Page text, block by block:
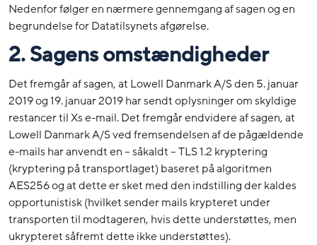
Nedenfor følger en nærmere gennemgang af sagen og en
begrundelse for Datatilsynets afgørelse.
2. Sagens omstændigheder
Det fremgår af sagen, at Lowell Danmark A/S den 5. januar
2019 og 19. januar 2019 har sendt oplysninger om skyldige
restancer til Xs e-mail. Det fremgår endvidere af sagen, at
Lowell Danmark A/S ved fremsendelsen af de pågældende
e-mails har anvendt en – såkaldt – TLS 1.2 kryptering
(kryptering på transportlaget) baseret på algoritmen
AES256 og at dette er sket med den indstilling der kaldes
opportunistisk (hvilket sender mails krypteret under
transporten til modtageren, hvis dette understøttes, men
ukrypteret såfremt dette ikke understøttes).